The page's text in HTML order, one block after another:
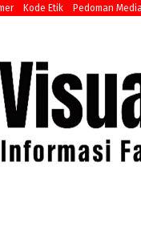
Kode Etik Pedoman